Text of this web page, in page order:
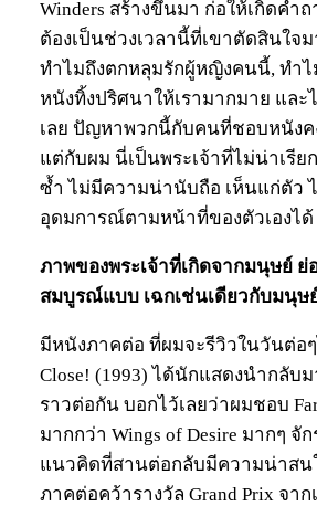
Winders สร้างขึ้นมา ก่อให้เกิดคำ
ต้องเป็นช่วงเวลานี้ที่เขาตัดสินใจ
ทำไมถึงตกหลุมรักผู้หญิงคนนี้, ทำ
หนังทิ้งปริศนาให้เรามากมาย และ
เลย ปัญหาพวกนี้กับคนที่ชอบหนัง
แต่กับผม นี่เป็นพระเจ้าที่ไม่น่าเรีย
ซ้ำ ไม่มีความน่านับถือ เห็นแก่ตัว
อุดมการณ์ตามหน้าที่ของตัวเองได้
ภาพของพระเจ้าที่เกิดจากมนุษย์
สมบูรณ์แบบ เฉกเช่นเดียวกับมนุษ
มีหนังภาคต่อ ที่ผมจะรีวิวในวันต่อๆ
Close! (1993) ได้นักแสดงนำกลับม
ราวต่อกัน บอกไว้เลยว่าผมชอบ
มากกว่า Wings of Desire มากๆ จั
แนวคิดที่สานต่อกลับมีความน่าสน
ภาคต่อคว้ารางวัล Grand Prix จาก